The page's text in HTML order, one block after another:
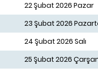
22 Şubat 2026 Pazar
23 Şubat 2026
24 Şubat 2026 Salı
25 Şubat 2026